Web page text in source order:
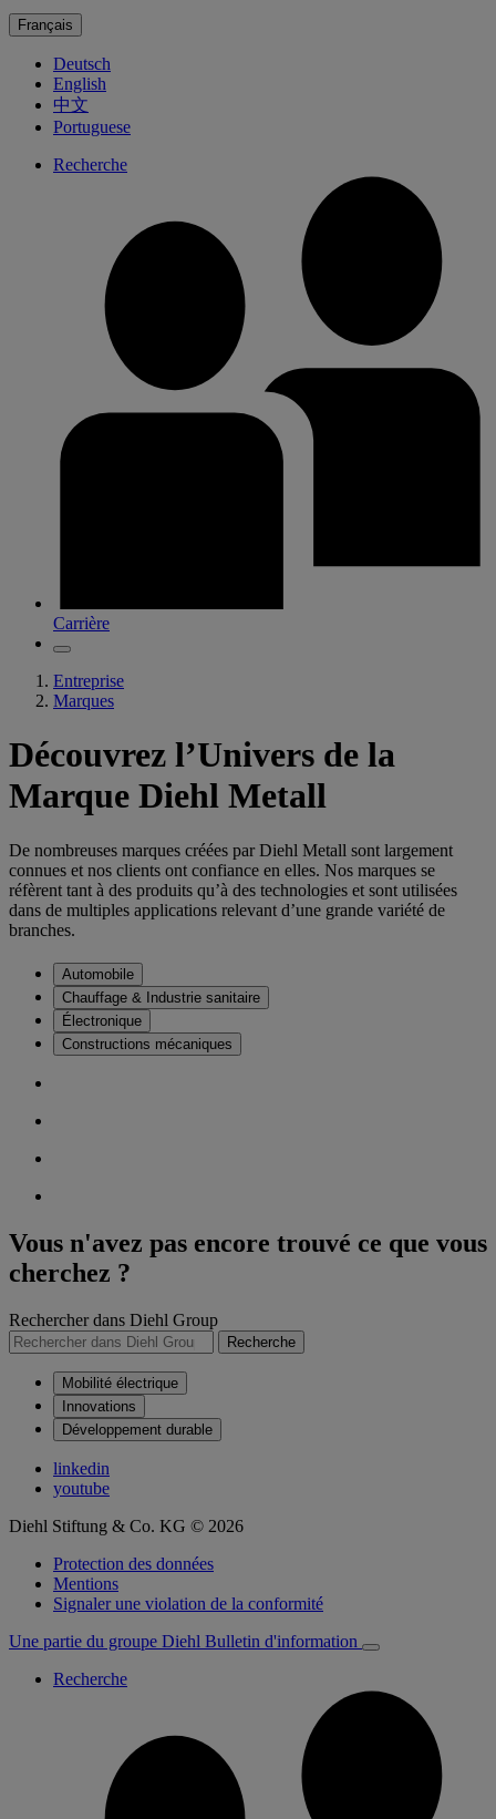
Français
Deutsch
English
中文
Portuguese
Recherche
Carrière
Entreprise
Marques
Découvrez l’Univers de la
Marque Diehl Metall
De nombreuses marques créées par Diehl Metall sont largement
connues et nos clients ont confiance en elles. Nos marques se
réfèrent tant à des produits qu’à des technologies et sont utilisées
dans de multiples applications relevant d’une grande variété de
branches.
Automobile
Chauffage & Industrie sanitaire
Électronique
Constructions mécaniques
Vous n'avez pas encore trouvé ce que vous
cherchez ?
Rechercher dans Diehl Group
Recherche
Mobilité électrique
Innovations
Développement durable
linkedin
youtube
Diehl Stiftung & Co. KG © 2026
Protection des données
Mentions
Signaler une violation de la conformité
Une partie du groupe Diehl Bulletin d'information
Recherche